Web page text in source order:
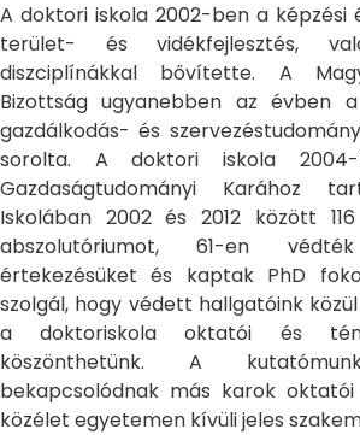
A doktori iskola 2002-ben a képzési
terület- és vidékfejlesztés,
diszciplínákkal bővítette. A
Bizottság ugyanebben az évben
gazdálkodás- és
sorolta. A doktori iskola
Gazdaságtudományi Karához
Iskolában 2002 és 2012 között
abszolutóriumot, 61-en
értekezésüket és kaptak PhD
szolgál, hogy védett hallgatóink
a doktoriskola oktatói és
köszönthetünk. A
bekapcsolódnak más karok
közélet egyetemen kívüli jeles